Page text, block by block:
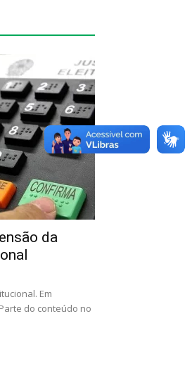
da
Em
do conteúdo no